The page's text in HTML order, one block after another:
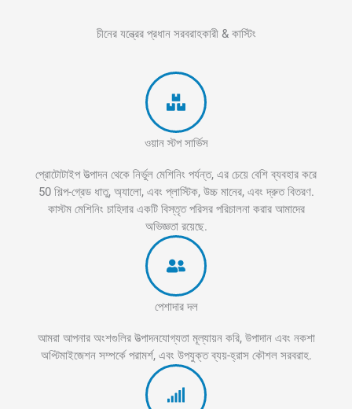
চীনের যন্ত্রের প্রধান সরবরাহকারী & কাস্টিং
ওয়ান স্টপ সার্ভিস
প্রোটোটাইপ উত্পাদন থেকে নির্ভুল মেশিনিং পর্যন্ত, এর চেয়ে বেশি ব্যবহার করে
50 শিল্প-গ্রেড ধাতু, অ্যালো, এবং প্লাস্টিক, উচ্চ মানের, এবং দ্রুত বিতরণ.
কাস্টম মেশিনিং চাহিদার একটি বিস্তৃত পরিসর পরিচালনা করার আমাদের
অভিজ্ঞতা রয়েছে.
পেশাদার দল
আমরা আপনার অংশগুলির উত্পাদনযোগ্যতা মূল্যায়ন করি, উপাদান এবং নকশা
অপ্টিমাইজেশন সম্পর্কে পরামর্শ, এবং উপযুক্ত ব্যয়-হ্রাস কৌশল সরবরাহ.